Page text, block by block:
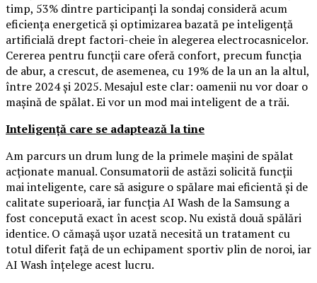
timp, 53% dintre participanți la sondaj consideră acum
eficiența energetică și optimizarea bazată pe inteligență
artificială drept factori-cheie în alegerea electrocasnicelor.
Cererea pentru funcții care oferă confort, precum funcția
de abur, a crescut, de asemenea, cu 19% de la un an la altul,
între 2024 și 2025. Mesajul este clar: oamenii nu vor doar o
mașină de spălat. Ei vor un mod mai inteligent de a trăi.
Inteligență care se adaptează la tine
Am parcurs un drum lung de la primele mașini de spălat
acționate manual. Consumatorii de astăzi solicită funcții
mai inteligente, care să asigure o spălare mai eficientă și de
calitate superioară, iar funcția AI Wash de la Samsung a
fost concepută exact în acest scop. Nu există două spălări
identice. O cămașă ușor uzată necesită un tratament cu
totul diferit față de un echipament sportiv plin de noroi, iar
AI Wash înțelege acest lucru.